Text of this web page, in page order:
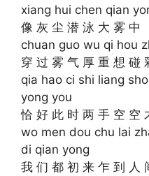
xiang hui chen qian
像 灰 尘 潜 泳 大 雾 中
chuan guo wu qi hou
穿 过 雾 气 厚 重 想 碰
qia hao ci shi liang
yong you
恰 好 此 时 两 手 空 空
wo men dou chu lai
di qian yong
我 们 都 初 来 乍 到 人